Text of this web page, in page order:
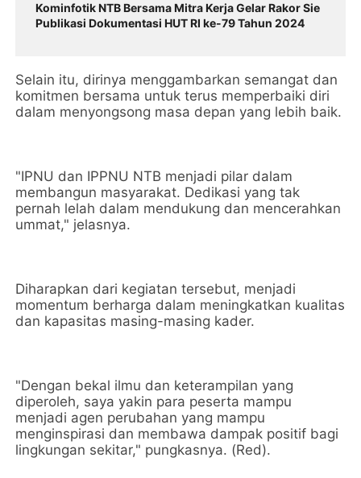
Kominfotik NTB Bersama Mitra Kerja Gelar Rakor Sie
Publikasi Dokumentasi HUT RI ke-79 Tahun 2024
Selain itu, dirinya menggambarkan semangat dan
komitmen bersama untuk terus memperbaiki diri
dalam menyongsong masa depan yang lebih baik.
"IPNU dan IPPNU NTB menjadi pilar dalam
membangun masyarakat. Dedikasi yang tak
pernah lelah dalam mendukung dan mencerahkan
ummat," jelasnya.
Diharapkan dari kegiatan tersebut, menjadi
momentum berharga dalam meningkatkan kualitas
dan kapasitas masing-masing kader.
"Dengan bekal ilmu dan keterampilan yang
diperoleh, saya yakin para peserta mampu
menjadi agen perubahan yang mampu
menginspirasi dan membawa dampak positif bagi
lingkungan sekitar," pungkasnya. (Red).